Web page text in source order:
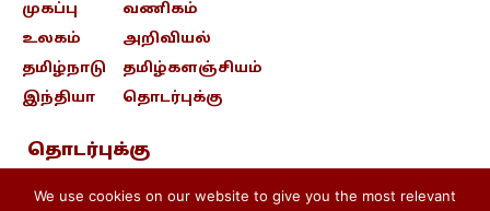
முகப்பு
உலகம்
தமிழ்நாடு
இந்தியா
வணிகம்
அறிவியல்
தமிழ்களஞ்சியம்
தொடர்புக்கு
தொடர்புக்கு
contact@tamizhkalam.com
We use cookies on our website to give you the most relevant